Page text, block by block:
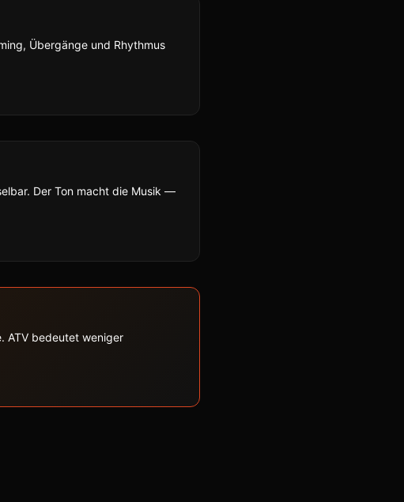
Übergänge und Rhythmus
Der Ton macht die Musik —
ATV bedeutet weniger